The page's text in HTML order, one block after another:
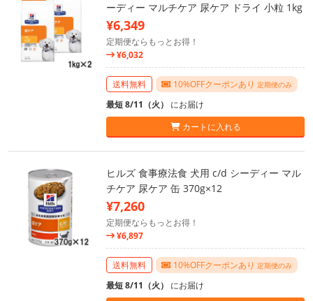
ーディー マルチケア 尿ケア ドライ 小粒 1kg
¥6,349
定期便ならもっとお得！
¥6,032
送料無料 10%OFFクーポンあり 定期便のみ
最短 8/11（火） にお届け
カートに入れる
ヒルズ 食事療法食 犬用 c/d シーディー マル
チケア 尿ケア 缶 370g×12
¥7,260
定期便ならもっとお得！
¥6,897
送料無料 10%OFFクーポンあり 定期便のみ
最短 8/11（火） にお届け